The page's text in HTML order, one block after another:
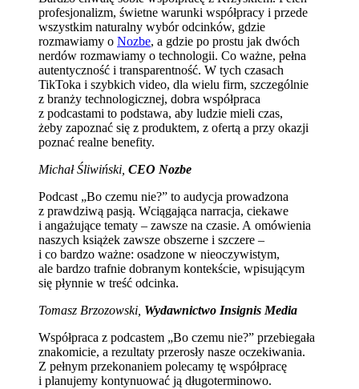
profesjonalizm, świetne warunki współpracy i przede
wszystkim naturalny wybór odcinków, gdzie
rozmawiamy o Nozbe, a gdzie po prostu jak dwóch
nerdów rozmawiamy o technologii. Co ważne, pełna
autentyczność i transparentność. W tych czasach
TikToka i szybkich video, dla wielu firm, szczególnie
z branży technologicznej, dobra współpraca
z podcastami to podstawa, aby ludzie mieli czas,
żeby zapoznać się z produktem, z ofertą a przy okazji
poznać realne benefity.
Michał Śliwiński, CEO Nozbe
Podcast „Bo czemu nie?” to audycja prowadzona
z prawdziwą pasją. Wciągająca narracja, ciekawe
i angażujące tematy – zawsze na czasie. A omówienia
naszych książek zawsze obszerne i szczere –
i co bardzo ważne: osadzone w nieoczywistym,
ale bardzo trafnie dobranym kontekście, wpisującym
się płynnie w treść odcinka.
Tomasz Brzozowski, Wydawnictwo Insignis Media
Współpraca z podcastem „Bo czemu nie?” przebiegała
znakomicie, a rezultaty przerosły nasze oczekiwania.
Z pełnym przekonaniem polecamy tę współpracę
i planujemy kontynuować ją długoterminowo.